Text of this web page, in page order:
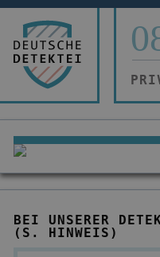
BEI UNSERER
(S. HINWEIS)